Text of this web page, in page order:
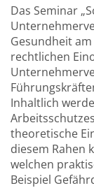
Das Seminar
Gesundheit
rechtlichen
Inhaltlich
theoretische
diesem Rahen
welchen
Beispiel